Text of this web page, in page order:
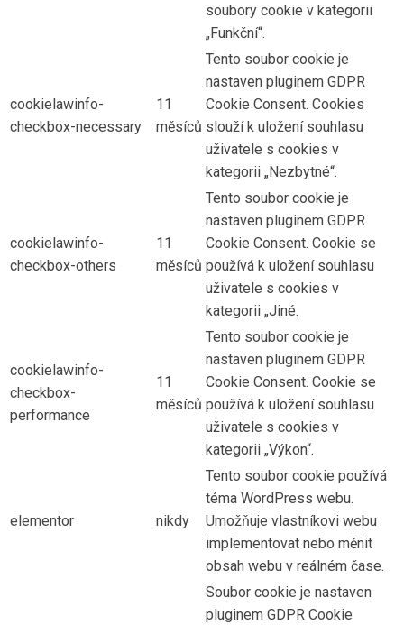
soubory cookie v kategorii
„Funkční“.
cookielawinfo-
checkbox-necessary
11
měsíců
Tento soubor cookie je
nastaven pluginem GDPR
Cookie Consent. Cookies
slouží k uložení souhlasu
uživatele s cookies v
kategorii „Nezbytné“.
cookielawinfo-
checkbox-others
11
měsíců
Tento soubor cookie je
nastaven pluginem GDPR
Cookie Consent. Cookie se
používá k uložení souhlasu
uživatele s cookies v
kategorii „Jiné.
cookielawinfo-
checkbox-
performance
11
měsíců
Tento soubor cookie je
nastaven pluginem GDPR
Cookie Consent. Cookie se
používá k uložení souhlasu
uživatele s cookies v
kategorii „Výkon“.
elementor nikdy
Tento soubor cookie používá
téma WordPress webu.
Umožňuje vlastníkovi webu
implementovat nebo měnit
obsah webu v reálném čase.
Soubor cookie je nastaven
pluginem GDPR Cookie